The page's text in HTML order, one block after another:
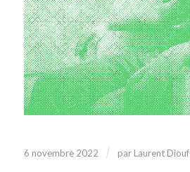
6 novembre 2022 / par Laurent Diouf